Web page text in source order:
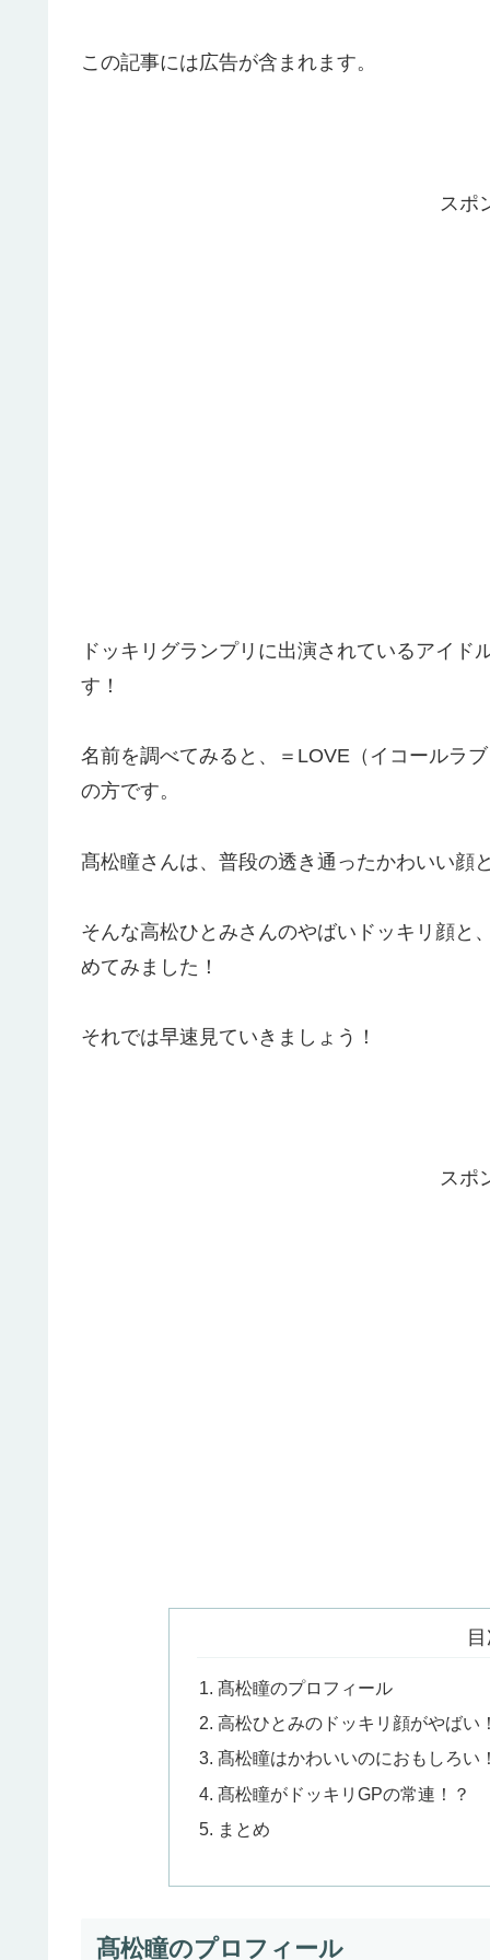
この記事には広告が含まれます。
スポ
ドッキリグランプリに出演されているアイド
す！
名前を調べてみると、＝LOVE（イコールラ
の方です。
髙松瞳さんは、普段の透き通ったかわいい顔
そんな高松ひとみさんのやばいドッキリ顔と
めてみました！
それでは早速見ていきましょう！
スポ
髙松瞳のプロフィール
高松ひとみのドッキリ顔がやばい！
髙松瞳はかわいいのにおもしろい！
髙松瞳がドッキリGPの常連！？
まとめ
髙松瞳のプロフィール